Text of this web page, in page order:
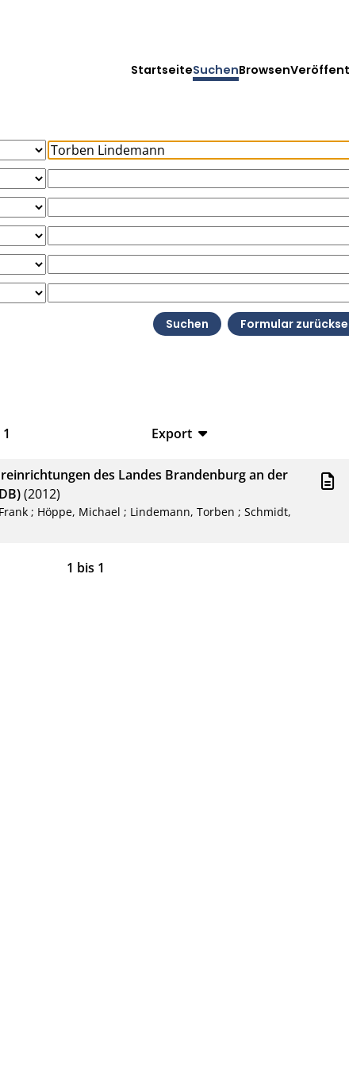
StartseiteSuchenBrowsen
1
Export
des Landes Brandenburg an der
(2012)
; Höppe, Michael ; Lindemann, Torben ;Schmidt,
1 bis 1